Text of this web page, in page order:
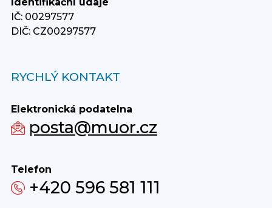
IČ: 00297577
DIČ: CZ00297577
RYCHLÝ KONTAKT
Elektronická podatelna
posta@muor.cz
Telefon
+420 596 581 111